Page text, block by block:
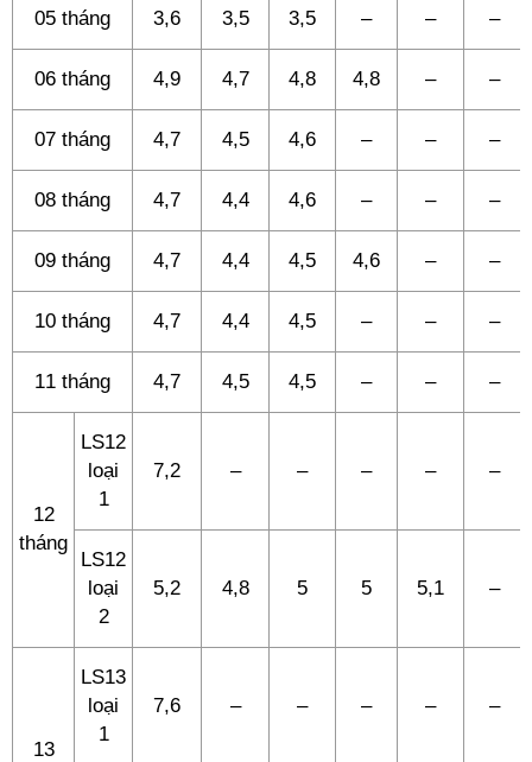
05 tháng 3,6 3,5 3,5 – – –
06 tháng 4,9 4,7 4,8 4,8 – –
07 tháng 4,7 4,5 4,6 – – –
08 tháng 4,7 4,4 4,6 – – –
09 tháng 4,7 4,4 4,5 4,6 – –
10 tháng 4,7 4,4 4,5 – – –
11 tháng 4,7 4,5 4,5 – – –
12
tháng
LS12
loại
1
7,2 – – – – –
LS12
loại
2
5,2 4,8 5 5 5,1 –
13
LS13
loại
1
7,6 – – – – –